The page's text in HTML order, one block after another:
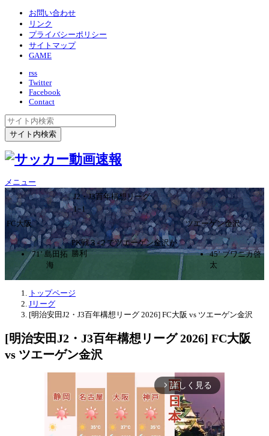
お問い合わせ
リンク
プライバシーポリシー
サイトマップ
GAME
rss
Twitter
Facebook
Contact
メニュー
J2・J3百年構想リーグ
1ｰ1
FC大阪
PK戦３-２でツエーゲン金沢が
勝利
ツエーゲン金沢
71’ 島田拓
海
45’ ブワニカ啓
太
トップページ
Jリーグ
[明治安田J2・J3百年構想リーグ 2026] FC大阪 vs ツエーゲン金沢
[明治安田J2・J3百年構想リーグ 2026] FC大阪
vs ツエーゲン金沢
arrow_forward_ios 詳しく見る